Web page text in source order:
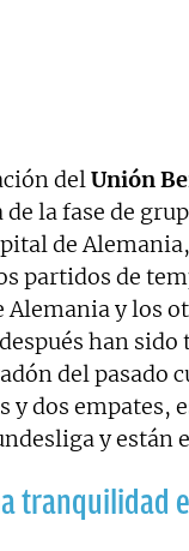
delUnión
la fase de
de
partidos de
Alemania y los
han
del pasado
y dos empates,
y están
tranquilidad